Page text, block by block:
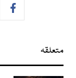
متعلقہ